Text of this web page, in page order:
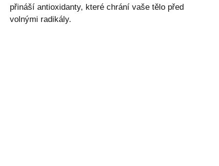
přináší antioxidanty, které chrání vaše tělo před
volnými radikály.